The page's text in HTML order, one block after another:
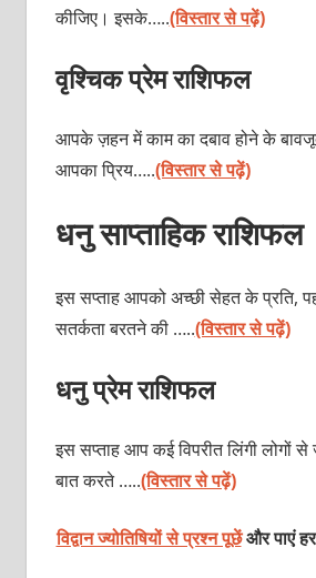
कीजिए। इसके…..(विस्तार से पढ़ें)
वृश्चिक प्रेम राशिफल
आपके ज़हन में काम का दबाव होने के
आपका प्रिय…..(विस्तार से पढ़ें)
धनु साप्ताहिक राशिफल
इस सप्ताह आपको अच्छी सेहत के प्रति,
सतर्कता बरतने की …..(विस्तार से पढ़ें)
धनु प्रेम राशिफल
इस सप्ताह आप कई विपरीत लिंगी लोगों
बात करते …..(विस्तार से पढ़ें)
विद्वान ज्योतिषियों से प्रश्न पूछेंऔर पाएं